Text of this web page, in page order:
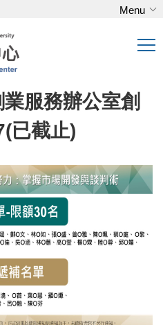
Menu
服務辦公室創
已截止)